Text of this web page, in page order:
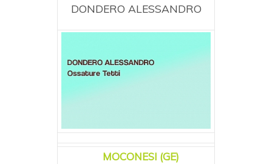
DONDERO ALESSANDRO
MOCONESI (GE)